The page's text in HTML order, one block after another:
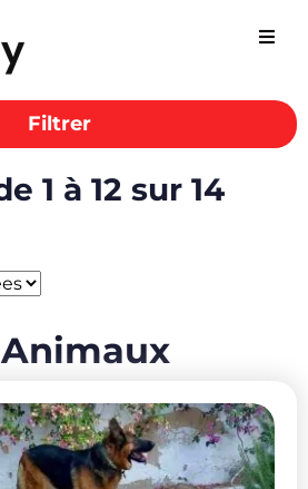
Filtrer
Animaux
1 à 12 sur 14